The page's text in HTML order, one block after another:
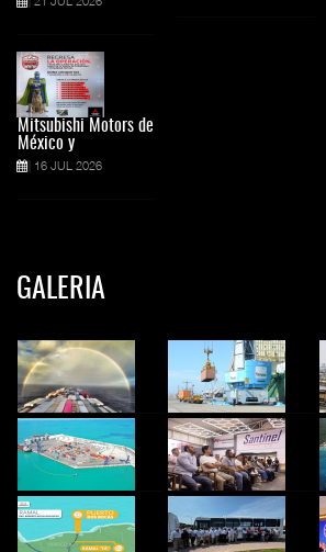
Mitsubishi Motors de
México y
16 JUL 2026
GALERIA